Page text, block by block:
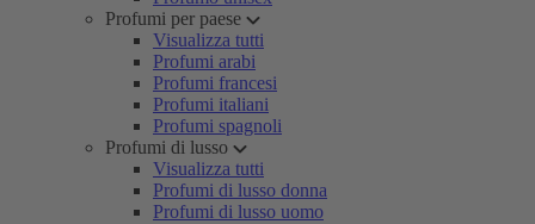
Profumi per paese
Visualizza tutti
Profumi arabi
Profumi francesi
Profumi italiani
Profumi spagnoli
Profumi di lusso
Visualizza tutti
Profumi di lusso donna
Profumi di lusso uomo